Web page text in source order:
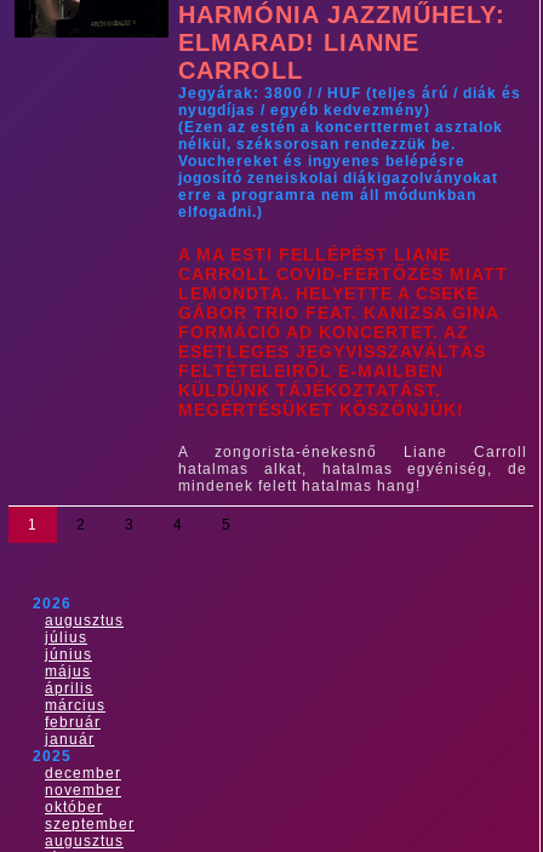
HARMÓNIA JAZZMŰHELY:
ELMARAD! LIANNE
CARROLL
Jegyárak: 3800 / / HUF (teljes árú / diák és
nyugdíjas / egyéb kedvezmény)
(Ezen az estén a koncerttermet asztalok
nélkül, széksorosan rendezzük be.
Vouchereket és ingyenes belépésre
jogosító zeneiskolai diákigazolványokat
erre a programra nem áll módunkban
elfogadni.)
A MA ESTI FELLÉPÉST LIANE
CARROLL COVID-FERTŐZÉS MIATT
LEMONDTA. HELYETTE A CSEKE
GÁBOR TRIO FEAT. KANIZSA GINA
FORMÁCIÓ AD KONCERTET. AZ
ESETLEGES JEGYVISSZAVÁLTÁS
FELTÉTELEIRŐL E-MAILBEN
KÜLDÜNK TÁJÉKOZTATÁST.
MEGÉRTÉSÜKET KÖSZÖNJÜK!
A zongorista-énekesnő Liane Carroll
hatalmas alkat, hatalmas egyéniség, de
mindenek felett hatalmas hang!
1 2 3 4 5
2026
augusztus
július
június
május
április
március
február
január
2025
december
november
október
szeptember
augusztus